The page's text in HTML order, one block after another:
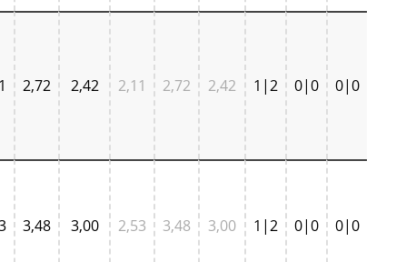
2,72 2,42 2,11 2,72 2,42 1|2 0|0 0|0
3,48 3,00 2,53 3,48 3,00 1|2 0|0 0|0